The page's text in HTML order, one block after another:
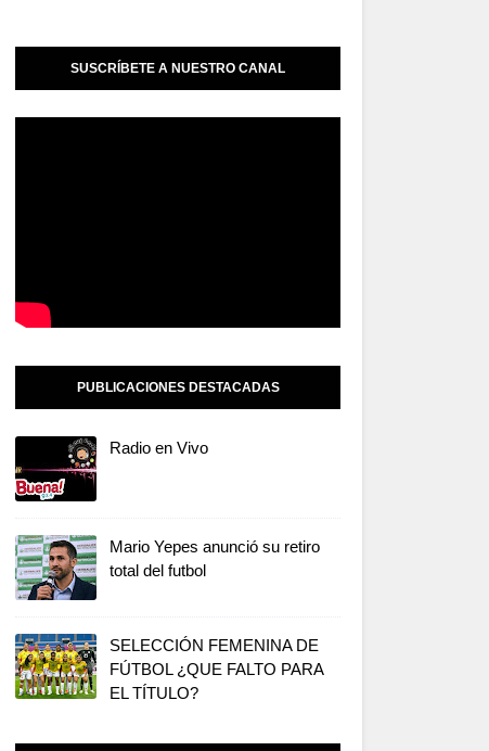
SUSCRÍBETE A NUESTRO CANAL
PUBLICACIONES DESTACADAS
Radio en Vivo
Mario Yepes anunció su retiro
total del futbol
SELECCIÓN FEMENINA DE
FÚTBOL ¿QUE FALTO PARA
EL TÍTULO?